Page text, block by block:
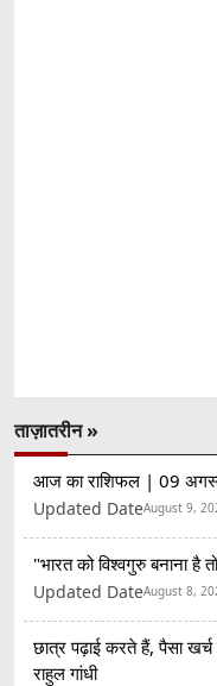
ताज़ातरीन »
आज का राशिफल | 09
Updated DateAugust 9,
"भारत को विश्वगुरु बनाना है
Updated DateAugust 8,
छात्र पढ़ाई करते हैं, पैसा
राहुल गांधी